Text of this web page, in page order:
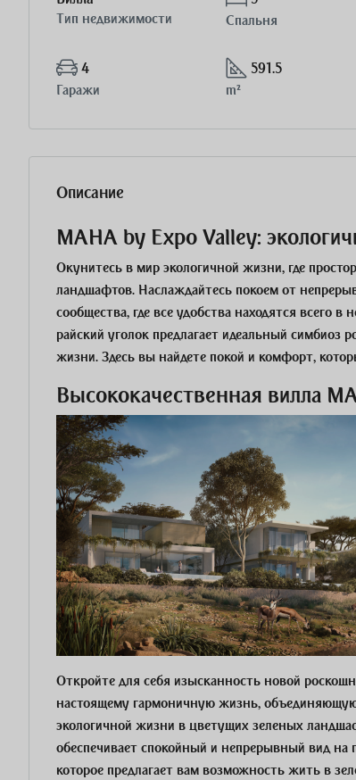
Тип недвижимости Спальня
4
Гаражи
591.5
m²
Описание
MAHA by Expo Valley:
Окунитесь в мир экологичной жизни, где
ландшафтов. Наслаждайтесь покоем от
сообщества, где все удобства находятся всего
райский уголок предлагает идеальный симбиоз
жизни. Здесь вы найдете покой и комфорт,
Высококачественная вилла
Откройте для себя изысканность новой
настоящему гармоничную жизнь,
экологичной жизни в цветущих зеленых
обеспечивает спокойный и непрерывный вид на
которое предлагает вам возможность жить в